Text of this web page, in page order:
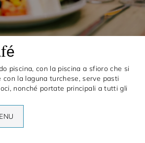
piscina, con la piscina a sfioro che si
la laguna turchese, serve pasti
nonché portate principali a tutti gli